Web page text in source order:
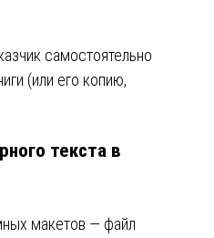
самостоятельно
(или его копию,
текста в
макетов — файл